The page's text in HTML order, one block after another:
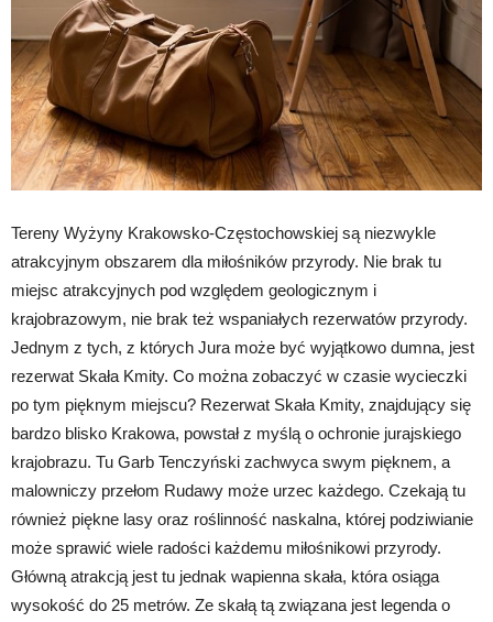
Tereny Wyżyny Krakowsko-Częstochowskiej są niezwykle
atrakcyjnym obszarem dla miłośników przyrody. Nie brak tu
miejsc atrakcyjnych pod względem geologicznym i
krajobrazowym, nie brak też wspaniałych rezerwatów przyrody.
Jednym z tych, z których Jura może być wyjątkowo dumna, jest
rezerwat Skała Kmity. Co można zobaczyć w czasie wycieczki
po tym pięknym miejscu? Rezerwat Skała Kmity, znajdujący się
bardzo blisko Krakowa, powstał z myślą o ochronie jurajskiego
krajobrazu. Tu Garb Tenczyński zachwyca swym pięknem, a
malowniczy przełom Rudawy może urzec każdego. Czekają tu
również piękne lasy oraz roślinność naskalna, której podziwianie
może sprawić wiele radości każdemu miłośnikowi przyrody.
Główną atrakcją jest tu jednak wapienna skała, która osiąga
wysokość do 25 metrów. Ze skałą tą związana jest legenda o